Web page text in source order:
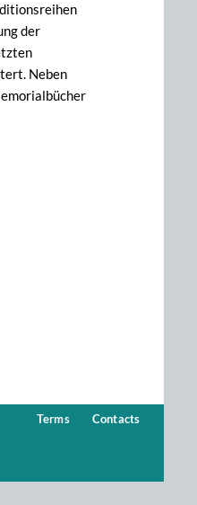
der
Neben
Terms Contacts